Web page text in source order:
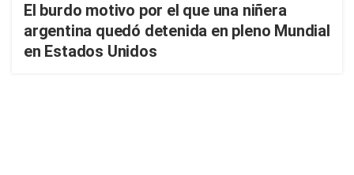
El burdo motivo por el que una niñera
argentina quedó detenida en pleno Mundial
en Estados Unidos